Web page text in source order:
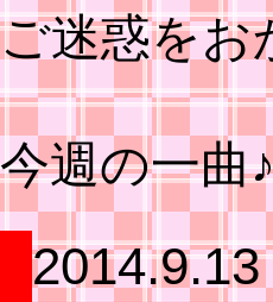
ご迷惑をお
今週の一曲